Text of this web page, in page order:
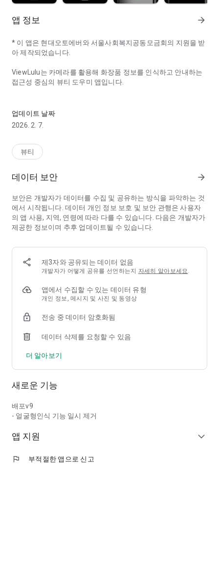
앱 정보 arrow_forward
* 이 앱은 현대오토에버와 서울사회복지공동모금회의 지원을 받
아 제작되었습니다.
ViewLulu는 카메라를 활용해 화장품 정보를 인식하고 안내하는
접근성 중심의 뷰티 도우미 앱입니다.
적 정보에 의존하지 않고도 스크린 리더를 통해 핵심 내용을 이해
할 수 있도록 설계되었습니다. 특히 시각적 접근이 어려운 사용자
ViewLulu는 로그인 후 이용할 수 있으며, 앱의 주요 기능을 사용
제공을 위한 처리 목적으로만 사용되며, 사용자의 동의 없이 외부
본 앱은 광고나 마케팅 목적의 데이터 수집을 하지 않으며, 서비
스 제공에 필요한 최소한의 정보만을 활용합니다. 사용자의 개인
정보 보호와 안전한 이용 환경을 중요하게 생각합니다.
ViewLulu는 누구나 보다 쉽게 화장품 정보를 확인하고 사용할 수
있도록 돕는 것을 목표로 합니다.
업데이트 날짜
2026. 2. 7.
뷰티
데이터 보안 arrow_forward
보안은 개발자가 데이터를 수집 및 공유하는 방식을 파악하는 것
에서 시작됩니다. 데이터 개인 정보 보호 및 보안 관행은 사용자
의 앱 사용, 지역, 연령에 따라 다를 수 있습니다. 다음은 개발자가
제공한 정보이며 추후 업데이트될 수 있습니다.
제3자와 공유되는 데이터 없음
개발자가 어떻게 공유를 선언하는지 자세히 알아보세요.
앱에서 수집할 수 있는 데이터 유형
개인 정보, 메시지 및 사진 및 동영상
전송 중 데이터 암호화됨
데이터 삭제를 요청할 수 있음
더 알아보기
새로운 기능
배포v9
- 얼굴형인식 기능 일시 제거
앱 지원 expand_more
flag 부적절한 앱으로 신고